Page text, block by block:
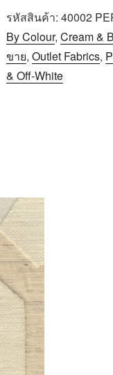
รหัสสินค้า:40002
By Colour,Cream &
ขาย,Outlet Fabrics,
& Off-White